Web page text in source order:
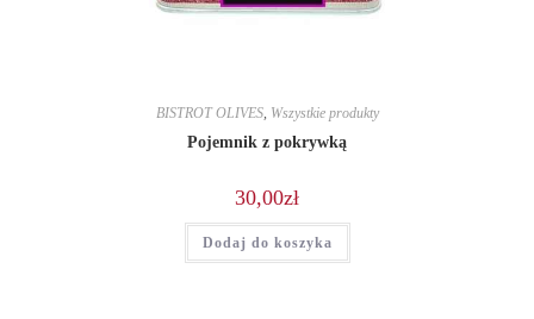
BISTROT OLIVES, Wszystkie produkty
Pojemnik z pokrywką
30,00zł
Dodaj do koszyka